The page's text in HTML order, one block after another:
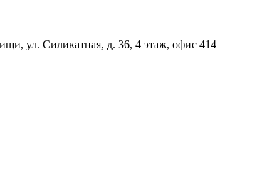
ул. Силикатная, д. 36, 4 этаж, офис 414